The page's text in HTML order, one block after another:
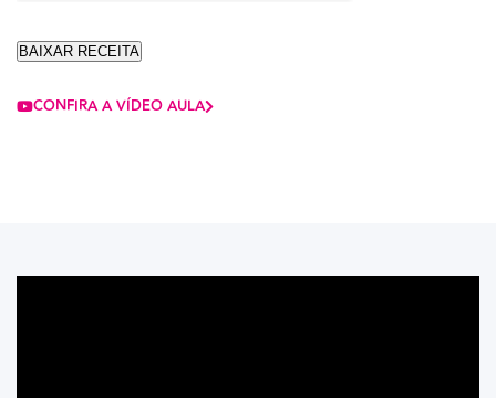
CONFIRA A VÍDEO AULA